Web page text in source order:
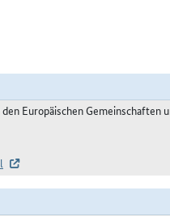
Europäischen Gemeinschaften